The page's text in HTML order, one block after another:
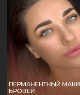
ПЕРМАНЕНТНЫЙ
БРОВЕЙ